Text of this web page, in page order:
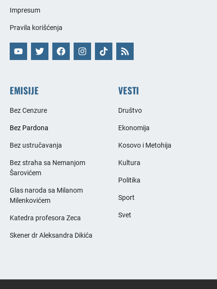
Impresum
Pravila korišćenja
EMISIJE
Bez Cenzure
Bez Pardona
Bez ustručavanja
Bez straha sa Nemanjom
Šarovićem
Glas naroda sa Milanom
Milenkovićem
Katedra profesora Zeca
Skener dr Aleksandra Dikića
VESTI
Društvo
Ekonomija
Kosovo i Metohija
Kultura
Politika
Sport
Svet